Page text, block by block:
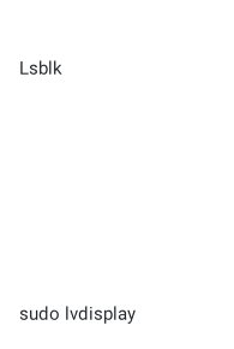
Lsblk
sudo lvdisplay